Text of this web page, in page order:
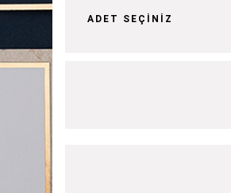
ADET SEÇİNİZ